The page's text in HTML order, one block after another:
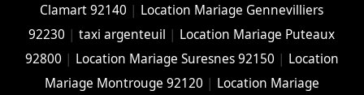
Clamart 92140 | Location Mariage Gennevilliers
92230 |taxi argenteuil | Location Mariage Puteaux
92800 | Location Mariage Suresnes 92150 | Location
Mariage Montrouge 92120 | Location Mariage